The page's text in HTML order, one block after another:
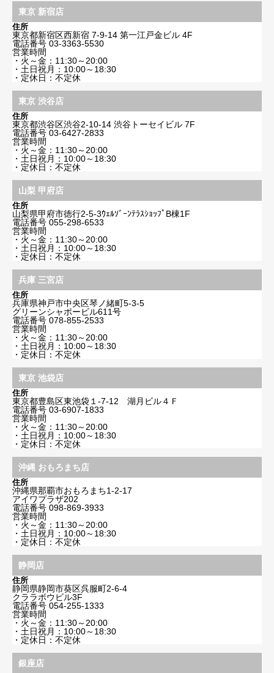
東京 新宿店
住所
東京都新宿区西新宿 7-9-14 第一江戸金ビル 4F
電話番号 03-3363-5530
営業時間
・火～金：11:30～20:00
・土日祝月：10:00～18:30
・定休日：不定休
東京 渋谷店
住所
東京都渋谷区渋谷2-10-14 渋谷トーセイビル 7F
電話番号 03-6427-2833
営業時間
・火～金：11:30～20:00
・土日祝月：10:00～18:30
・定休日：不定休
山梨 甲府店
住所
山梨県甲府市徳行2-5-3ｳｪﾙｿﾞｰﾝﾃﾗｽｼｮｯﾌﾟB棟1F
電話番号 055-298-6533
営業時間
・火～金：11:30～20:00
・土日祝月：10:00～18:30
・定休日：不定休
兵庫 三宮店
住所
兵庫県神戸市中央区琴ノ緒町5-3-5
グリーンシャポービル611号
電話番号 078-855-2533
営業時間
・火～金：11:30～20:00
・土日祝月：10:00～18:30
・定休日：不定休
東京 池袋店
住所
東京都豊島区東池袋１-7-12 湖月ビル４Ｆ
電話番号 03-6907-1833
営業時間
・火～金：11:30～20:00
・土日祝月：10:00～18:30
・定休日：不定休
沖縄 おもろまち店
住所
沖縄県那覇市おもろまち1-2-17
アイワプラザ202
電話番号 098-869-3933
営業時間
・火～金：11:30～20:00
・土日祝月：10:00～18:30
・定休日：不定休
静岡店
住所
静岡県静岡市葵区呉服町2-6-4
クララボウビル3F
電話番号 054-255-1333
営業時間
・火～金：11:30～20:00
・土日祝月：10:00～18:30
・定休日：不定休
銀座店